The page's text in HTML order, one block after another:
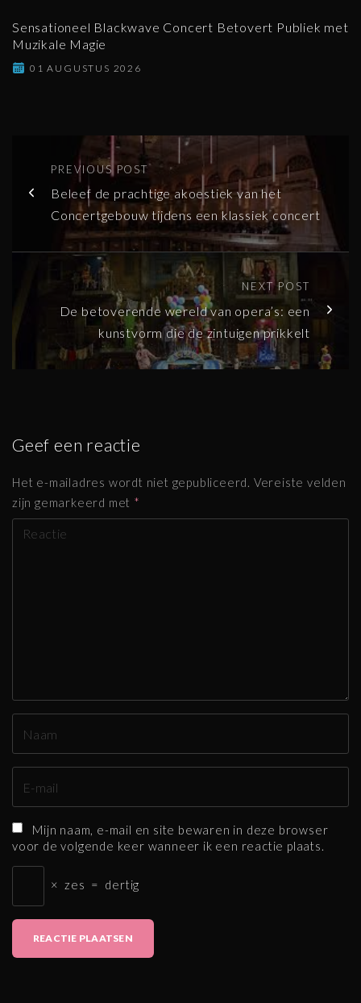
Sensationeel Blackwave Concert Betovert Publiek met
Muzikale Magie
01 AUGUSTUS 2026
PREVIOUS POST
Beleef de prachtige akoestiek van het
Concertgebouw tijdens een klassiek concert
NEXT POST
De betoverende wereld van opera’s: een
kunstvorm die de zintuigen prikkelt
Geef een reactie
Het e-mailadres wordt niet gepubliceerd. Vereiste velden
zijn gemarkeerd met *
*
a
Mijn naam, e-mail en site bewaren in deze browser
voor de volgende keer wanneer ik een reactie plaats.
× zes = dertig